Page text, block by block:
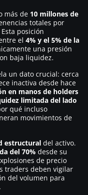
más de 10 millones de
totales por
Esta posición
el 4% y el 5% de la
una presión
baja liquidez.
un dato crucial: cerca
inactiva desde hace
en manos de holders
limitada del lado
qué incluso
movimientos de
estructural del activo.
del 70% desde su
de precio
traders deben vigilar
del volumen para